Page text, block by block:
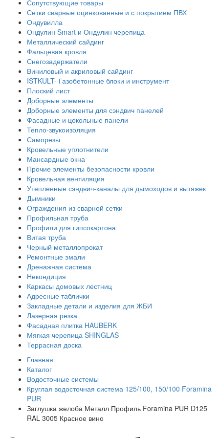
Сопутствующие товары
Сетки сварные оцинкованные и с покрытием ПВХ
Ондувилла
Ондулин Smart и Ондулин черепица
Металлический сайдинг
Фальцевая кровля
Снегозадержатели
Виниловый и акриловый сайдинг
ISTKULT- Газобетонные блоки и инструмент
Плоский лист
Доборные элементы
Доборные элементы для сэндвич панелей
Фасадные и цокольные панели
Тепло-звукоизоляция
Саморезы
Кровельные уплотнители
Мансардные окна
Прочие элементы безопасности кровли
Кровельная вентиляция
Утепленные сэндвич-каналы для дымоходов и вытяжек
Дымники
Ограждения из сварной сетки
Профильная труба
Профили для гипсокартона
Витая труба
Черный металлопрокат
Ремонтные эмали
Дренажная система
Некондиция
Каркасы домовых лестниц
Адресные таблички
Закладные детали и изделия для ЖБИ
Лазерная резка
Фасадная плитка HAUBERK
Мягкая черепица SHINGLAS
Террасная доска
Главная
Каталог
Водосточные системы
Круглая водосточная система 125/100, 150/100 Foramina
PUR
Заглушка желоба Металл Профиль Foramina PUR D125
RAL 3005 Красное вино